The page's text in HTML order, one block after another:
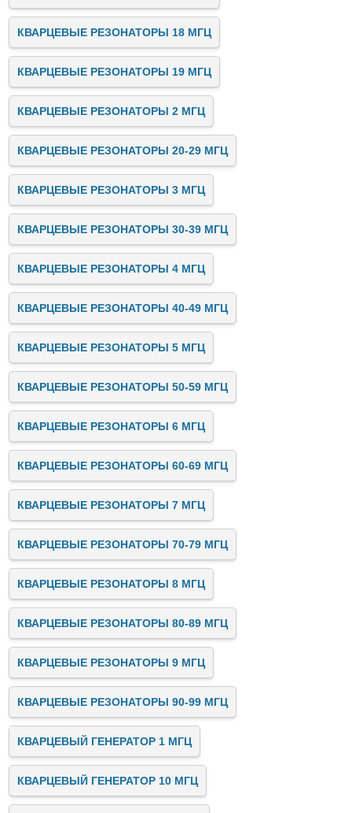
КВАРЦЕВЫЕ РЕЗОНАТОРЫ 18 МГЦ
КВАРЦЕВЫЕ РЕЗОНАТОРЫ 19 МГЦ
КВАРЦЕВЫЕ РЕЗОНАТОРЫ 2 МГЦ
КВАРЦЕВЫЕ РЕЗОНАТОРЫ 20-29 МГЦ
КВАРЦЕВЫЕ РЕЗОНАТОРЫ 3 МГЦ
КВАРЦЕВЫЕ РЕЗОНАТОРЫ 30-39 МГЦ
КВАРЦЕВЫЕ РЕЗОНАТОРЫ 4 МГЦ
КВАРЦЕВЫЕ РЕЗОНАТОРЫ 40-49 МГЦ
КВАРЦЕВЫЕ РЕЗОНАТОРЫ 5 МГЦ
КВАРЦЕВЫЕ РЕЗОНАТОРЫ 50-59 МГЦ
КВАРЦЕВЫЕ РЕЗОНАТОРЫ 6 МГЦ
КВАРЦЕВЫЕ РЕЗОНАТОРЫ 60-69 МГЦ
КВАРЦЕВЫЕ РЕЗОНАТОРЫ 7 МГЦ
КВАРЦЕВЫЕ РЕЗОНАТОРЫ 70-79 МГЦ
КВАРЦЕВЫЕ РЕЗОНАТОРЫ 8 МГЦ
КВАРЦЕВЫЕ РЕЗОНАТОРЫ 80-89 МГЦ
КВАРЦЕВЫЕ РЕЗОНАТОРЫ 9 МГЦ
КВАРЦЕВЫЕ РЕЗОНАТОРЫ 90-99 МГЦ
КВАРЦЕВЫЙ ГЕНЕРАТОР 1 МГЦ
КВАРЦЕВЫЙ ГЕНЕРАТОР 10 МГЦ